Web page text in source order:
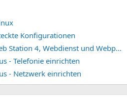
Konfigurationen
Synology DSM 7.2/7.3, Web Station 4, Webdienst und Webportal erstellen (ehemals vHost)
- Telefonie einrichten
- Netzwerk einrichten